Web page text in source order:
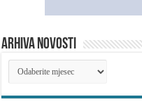
ARHIVA NOVOSTI
ARHIVA
NOVOSTI